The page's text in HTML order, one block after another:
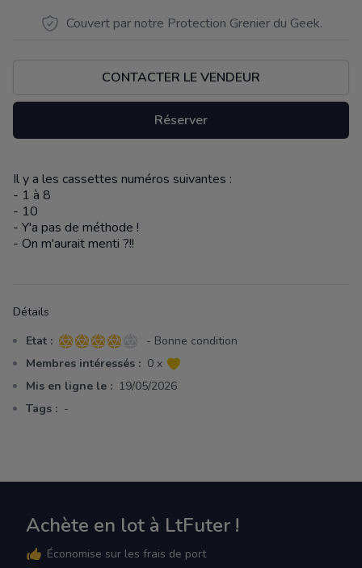
Couvert par notre Protection Grenier du Geek.
CONTACTER LE VENDEUR
Réserver
Description
Il y a les cassettes numéros suivantes :
- 1 à 8
- 10
- Y'a pas de méthode !
- On m'aurait menti ?!!
Détails
Etat : 4 sur 5 étoiles
- Bonne condition
Membres intéressés : 0 x
Mis en ligne le : 19/05/2026
Tags : -
Achète en lot à LtFuter !
Économise sur les frais de port